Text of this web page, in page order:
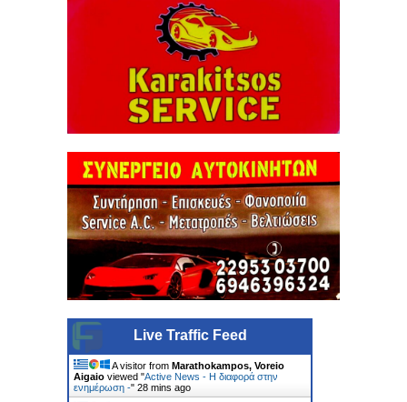
Live Traffic Feed
A visitor from Marathokampos, Voreio
Aigaio viewed "Active News - Η διαφορά στην
ενημέρωση -" 28 mins ago